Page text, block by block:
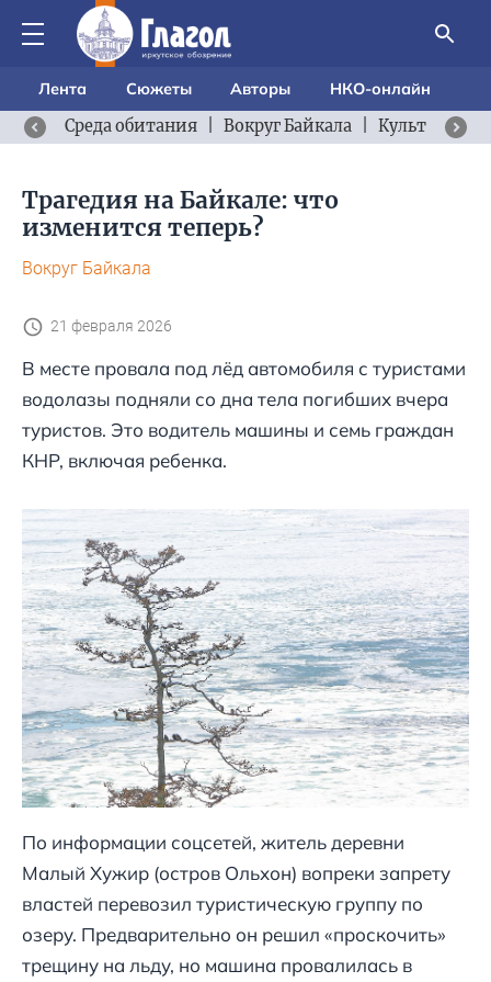
Лента Сюжеты Авторы
НКО-онлайн
Среда обитания
Вокруг Байкала Культурный
Трагедия на Байкале: что
изменится теперь?
Вокруг Байкала
21 февраля 2026
В месте провала под лёд автомобиля с туристами
водолазы подняли со дна тела погибших вчера
туристов. Это водитель машины и семь граждан
КНР, включая ребенка.
По информации соцсетей, житель деревни
Малый Хужир (остров Ольхон) вопреки запрету
властей перевозил туристическую группу по
озеру. Предварительно он решил «проскочить»
трещину на льду, но машина провалилась в